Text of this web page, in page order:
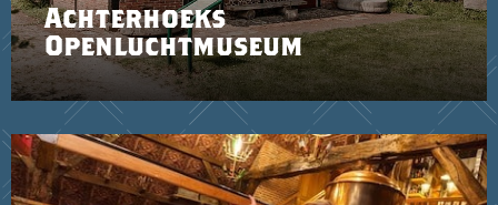
Achterhoeks
Openluchtmuseum